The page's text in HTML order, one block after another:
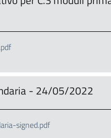
- 24/05/2022
signed.pdf